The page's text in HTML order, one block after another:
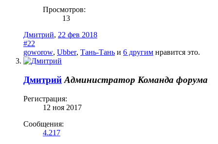
Просмотров:
13
Дмитрий, 22 фев 2018
#22
goworow, Ubber, Тань-Тань и 6 другим нравится это.
Дмитрий Администратор Команда форума
Регистрация:
12 ноя 2017
Сообщения:
4.217